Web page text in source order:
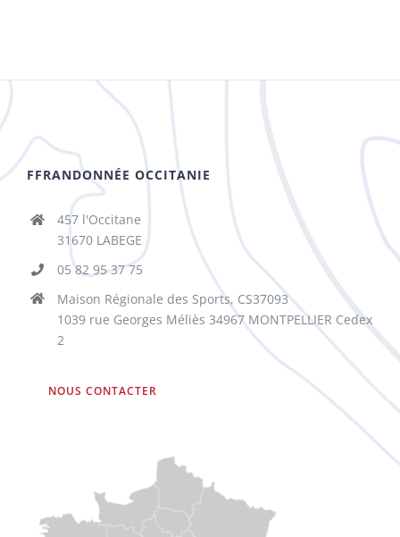
FFRANDONNÉE OCCITANIE
457 l'Occitane
31670 LABEGE
05 82 95 37 75
Maison Régionale des Sports, CS37093
1039 rue Georges Méliès 34967 MONTPELLIER Cedex
2
NOUS CONTACTER